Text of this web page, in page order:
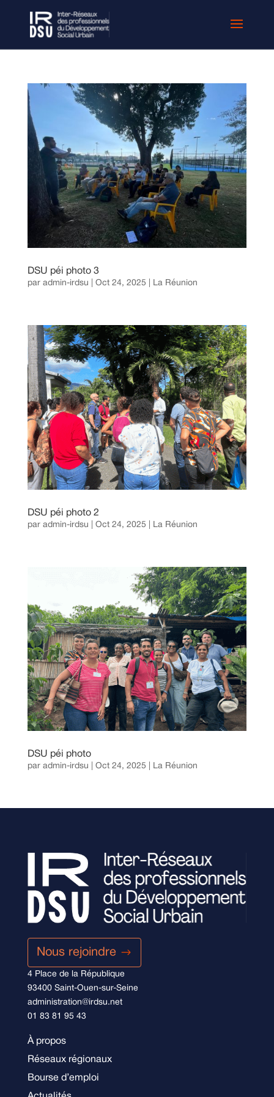
DSU péi photo 3
par admin-irdsu Oct 24, 2025 La Réunion
DSU péi photo 2
par admin-irdsu Oct 24, 2025 La Réunion
DSU péi photo
par admin-irdsu Oct 24, 2025 La Réunion
Nous rejoindre
4 Place de la République
93400 Saint-Ouen-sur-Seine
administration@irdsu.net
01 83 81 95 43
À propos
Réseaux régionaux
Bourse d’emploi